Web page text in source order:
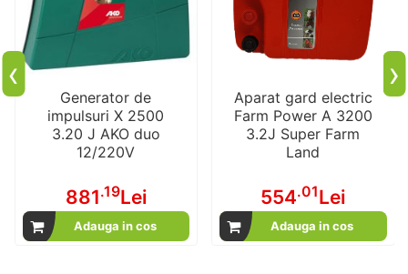
Generator de
impulsuri X 2500
3.20 J AKO duo
12/220V
881.19Lei
Adauga in cos
Aparat gard electric
Farm Power A 3200
3.2J Super Farm
Land
554.01Lei
Adauga in cos
‹ ›